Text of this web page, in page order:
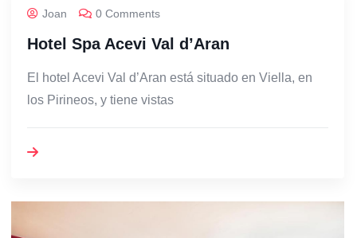
Joan 0 Comments
Hotel Spa Acevi Val d’Aran
El hotel Acevi Val d’Aran está situado en Viella, en
los Pirineos, y tiene vistas